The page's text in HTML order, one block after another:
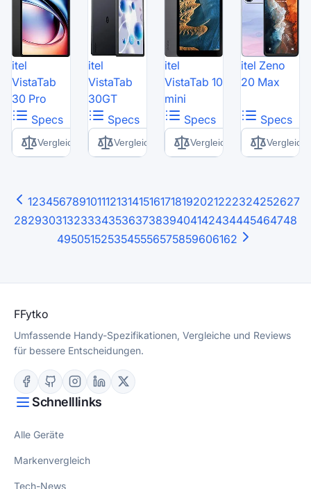
itel
VistaTab
30 Pro
Specs
Vergleich
itel
VistaTab
30GT
Specs
Vergleich
itel
VistaTab 10
mini
Specs
Vergleich
itel Zeno
20 Max
Specs
Vergleich
123456789101112131415161718192021222324252627
282930313233343536373839404142434445464748
4950515253545556575859606162
FFytko
Umfassende Handy-Spezifikationen, Vergleiche und Reviews
für bessere Entscheidungen.
Schnelllinks
Alle Geräte
Markenvergleich
Tech-News